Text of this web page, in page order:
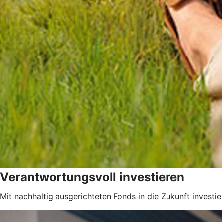
Verantwortungsvoll investieren
Mit nachhaltig ausgerichteten Fonds in die Zukunft